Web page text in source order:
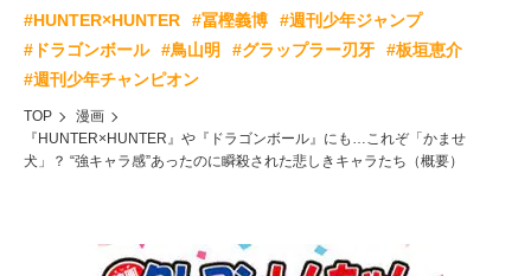
#HUNTER×HUNTER #冨樫義博
#週刊少年ジャンプ
#ドラゴンボール
#鳥山明 #グラップラー刃牙
#板垣恵介
#週刊少年チャンピオン
TOP
漫画
『HUNTER×HUNTER』や『ドラゴンボール』にも…これぞ「かませ
犬」？ “強キャラ感”あったのに瞬殺された悲しきキャラたち（概要）